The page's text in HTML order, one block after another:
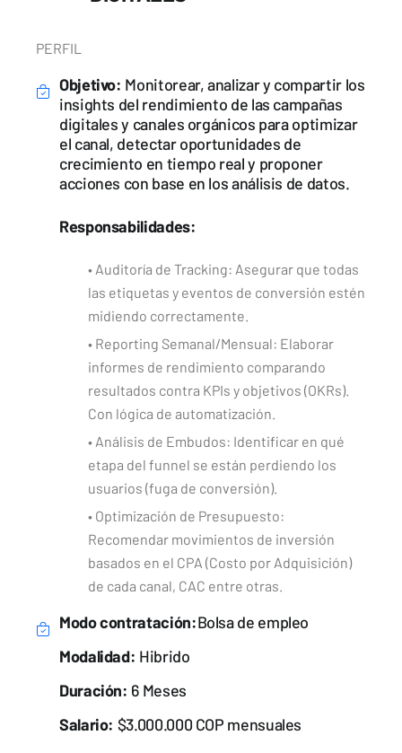
PERFIL
Objetivo: Monitorear, analizar y compartir los
insights del rendimiento de las campañas
digitales y canales orgánicos para optimizar
el canal, detectar oportunidades de
crecimiento en tiempo real y proponer
acciones con base en los análisis de datos.
Responsabilidades:
• Auditoría de Tracking: Asegurar que todas
las etiquetas y eventos de conversión estén
midiendo correctamente.
• Reporting Semanal/Mensual: Elaborar
informes de rendimiento comparando
resultados contra KPIs y objetivos (OKRs).
Con lógica de automatización.
• Análisis de Embudos: Identificar en qué
etapa del funnel se están perdiendo los
usuarios (fuga de conversión).
• Optimización de Presupuesto:
Recomendar movimientos de inversión
basados en el CPA (Costo por Adquisición)
de cada canal, CAC entre otras.
Modo contratación:Bolsa de empleo
Modalidad: Hibrido
Duración: 6 Meses
Salario: $3.000.000 COP mensuales